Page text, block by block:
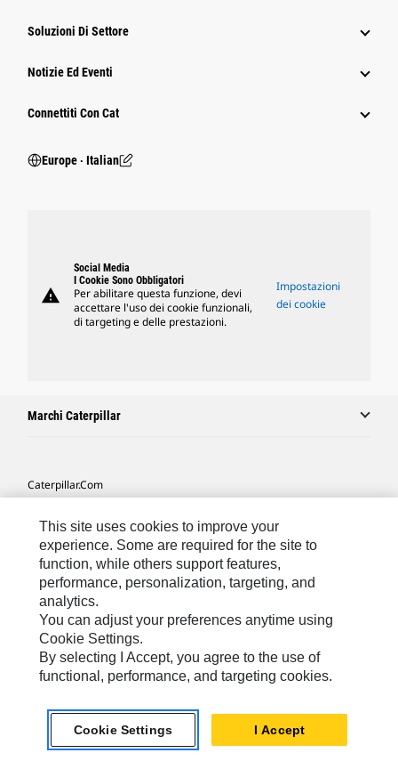
Soluzioni Di Settore
Notizie Ed Eventi
Connettiti Con Cat
Europe ‧ Italian
warning
Social Media
I Cookie Sono Obbligatori
Per abilitare questa funzione, devi
accettare l'uso dei cookie funzionali,
di targeting e delle prestazioni.
Impostazioni
dei cookie
Marchi Caterpillar
Caterpillar.com
Le Mie Preferenze Di Marketing
Mappa Del Sito
Cookie Settings
Informazioni Legali
Tutela Della Privacy
Europe - Italian© 2026 Caterpillar. Tutti i diritti riservati.
This site uses cookies to improve your
experience. Some are required for the site to
function, while others support features,
performance, personalization, targeting, and
analytics.
You can adjust your preferences anytime using
Cookie Settings.
By selecting I Accept, you agree to the use of
functional, performance, and targeting cookies.
Cookie Settings I Accept